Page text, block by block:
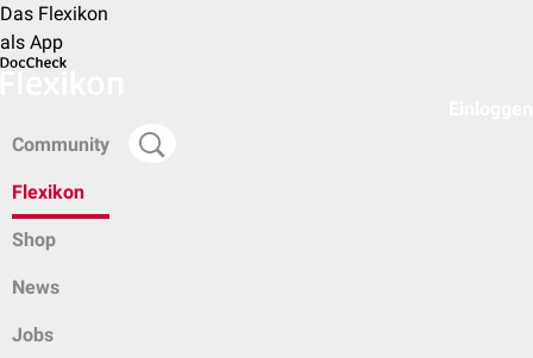
Das Flexikon
als App
Community
Flexikon
Shop
News
Jobs